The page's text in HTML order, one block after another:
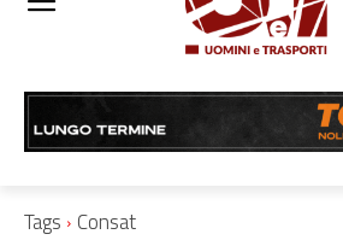
Tags Consat